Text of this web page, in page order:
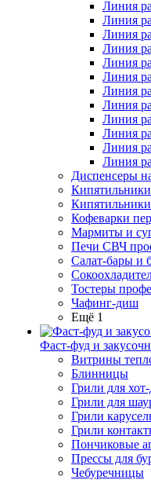
Линия
Линия
Линия
Линия
Линия
Линия
Линия
Линия
Линия
Линия
Линия
Линия
Диспенсеры
Кофеварки
Мармиты и
Печи СВЧ
Салат-бары и
Тостеры
Чафинг-диш
Ещё 1
Фаст-фуд и
Витрины
Блинницы
Грили для
Грили для
Грили
Грили
Пончиковые
Прессы для
Чебуречницы